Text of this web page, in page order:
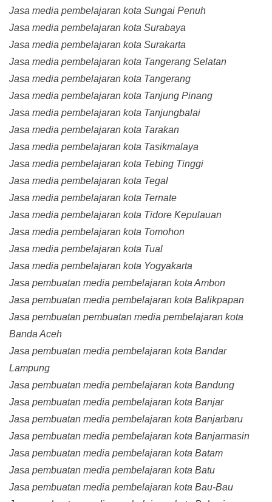
Jasa media pembelajaran kota Sungai Penuh
Jasa media pembelajaran kota Surabaya
Jasa media pembelajaran kota Surakarta
Jasa media pembelajaran kota Tangerang Selatan
Jasa media pembelajaran kota Tangerang
Jasa media pembelajaran kota Tanjung Pinang
Jasa media pembelajaran kota Tanjungbalai
Jasa media pembelajaran kota Tarakan
Jasa media pembelajaran kota Tasikmalaya
Jasa media pembelajaran kota Tebing Tinggi
Jasa media pembelajaran kota Tegal
Jasa media pembelajaran kota Ternate
Jasa media pembelajaran kota Tidore Kepulauan
Jasa media pembelajaran kota Tomohon
Jasa media pembelajaran kota Tual
Jasa media pembelajaran kota Yogyakarta
Jasa pembuatan media pembelajaran kota Ambon
Jasa pembuatan media pembelajaran kota Balikpapan
Jasa pembuatan pembuatan media pembelajaran kota
Banda Aceh
Jasa pembuatan media pembelajaran kota Bandar
Lampung
Jasa pembuatan media pembelajaran kota Bandung
Jasa pembuatan media pembelajaran kota Banjar
Jasa pembuatan media pembelajaran kota Banjarbaru
Jasa pembuatan media pembelajaran kota Banjarmasin
Jasa pembuatan media pembelajaran kota Batam
Jasa pembuatan media pembelajaran kota Batu
Jasa pembuatan media pembelajaran kota Bau-Bau